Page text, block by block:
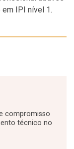
IPI nível 1.
compromisso
técnico no